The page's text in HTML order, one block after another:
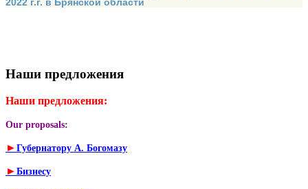
2022 г.г. в Брянской области
Наши предложения
Наши предложения:
Our proposals:
► Губернатору А. Богомазу
► Бизнесу